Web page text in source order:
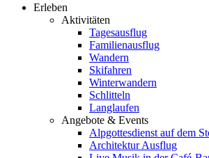
Erleben
Aktivitäten
Tagesausflug
Familienausflug
Wandern
Skifahren
Winterwandern
Schlitteln
Langlaufen
Angebote & Events
Alpgottesdienst auf dem
Architektur Ausflug